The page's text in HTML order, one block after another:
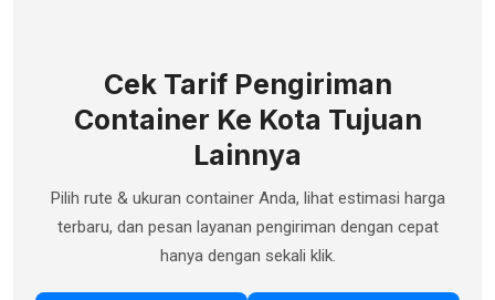
Cek Tarif Pengiriman
Container Ke Kota Tujuan
Lainnya
Pilih rute & ukuran container Anda, lihat estimasi harga
terbaru, dan pesan layanan pengiriman dengan cepat
hanya dengan sekali klik.